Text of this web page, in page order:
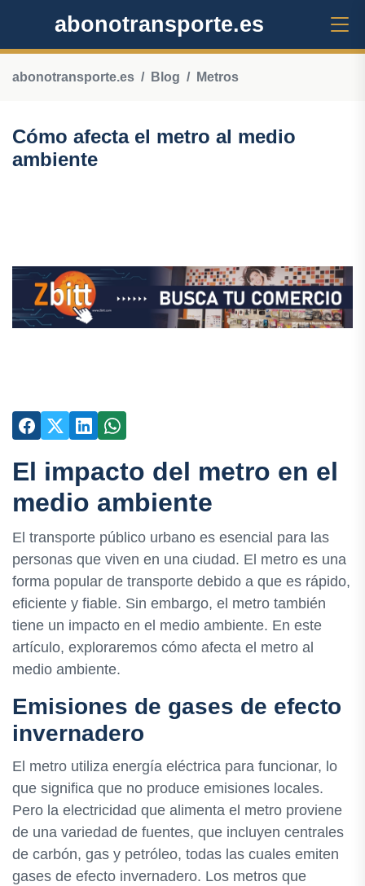
abonotransporte.es
abonotransporte.es Blog Metros
Cómo afecta el metro al medio
ambiente
El impacto del metro en el
medio ambiente
El transporte público urbano es esencial para las
personas que viven en una ciudad. El metro es una
forma popular de transporte debido a que es rápido,
eficiente y fiable. Sin embargo, el metro también
tiene un impacto en el medio ambiente. En este
artículo, exploraremos cómo afecta el metro al
medio ambiente.
Emisiones de gases de efecto
invernadero
El metro utiliza energía eléctrica para funcionar, lo
que significa que no produce emisiones locales.
Pero la electricidad que alimenta el metro proviene
de una variedad de fuentes, que incluyen centrales
de carbón, gas y petróleo, todas las cuales emiten
gases de efecto invernadero. Los metros que